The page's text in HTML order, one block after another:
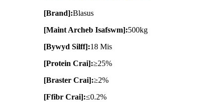
[Brand]:Blasus
[Maint Archeb Isafswm]:500kg
[Bywyd Silff]:18 Mis
[Protein Crai]:≥25%
[Braster Crai]:≥2%
[Ffibr Crai]:≤0.2%